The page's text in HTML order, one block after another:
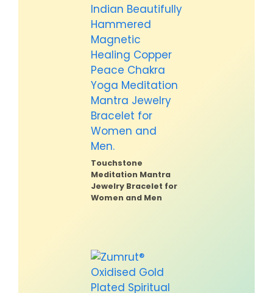
Touchstone
Meditation Mantra
Jewelry Bracelet for
Women and Men